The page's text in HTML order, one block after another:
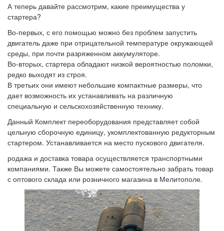
А теперь давайте рассмотрим, какие преимущества у
стартера?
Во-первых, с его помощью можно без проблем запустить
двигатель даже при отрицательной температуре окружающей
среды, при почти разряженном аккумуляторе.
Во-вторых, стартера обладают низкой вероятностью поломки,
редко выходят из строя.
В третьих они имеют небольшие компактные размеры, что
дает возможность их устанавливать на различную
специальную и сельскохозяйственную технику.
Данный Комплект переоборудования представляет собой
цельную сборочную единицу, укомплектованную редукторным
стартером. Устанавливается на место пускового двигателя.
родажа и доставка товара осуществляется транспортными
компаниями. Также Вы можете самостоятельно забрать товар
с оптового склада или розничного магазина в Мелитополе.